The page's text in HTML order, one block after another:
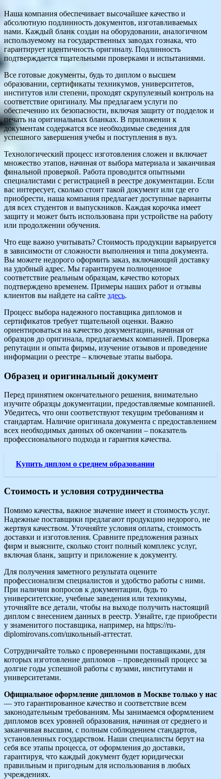
Наша компания обеспечивает высочайшее качество и
абсолютную подлинность документов, изготавливаемых
нами. Каждый бланк создан на оборудовании, аналогичном
используемому на государственных заводах гознака, что
гарантирует идентичность оригиналу. Подлинность
подтверждается тщательными проверками и испытаниями.
Все готовые документы, будь то диплом о высшем
образовании, сертификаты техникумов, университетов,
институтов или степени, проходят скрупулезный контроль на
соответствие оригиналу. Мы предлагаем услуги по
обеспечению их безопасности, включая защиту от подделок и
печать на оригинальных бланках. В приложении к
документам содержатся все необходимые сведения для
успешного завершения учебы и поступления в вуз.
Технологический процесс изготовления сложен и включает
множество этапов, начиная от выбора материала и заканчивая
финальной проверкой. Работа проводится опытными
специалистами с регистрацией в реестре документации. Если
вас интересует, сколько стоит такой документ или где его
приобрести, наша компания предлагает доступные варианты
для всех студентов и выпускников. Каждая корочка имеет
защиту и может быть использована при устройстве на работу
или продолжении обучения.
Что еще важно учитывать? Стоимость продукции варьируется
в зависимости от сложности выполнения и типа документа.
Вы можете недорого оформить заказ, включающий доставку
на удобный адрес. Мы гарантируем полноценное
соответствие реальным образцам, качество которых
подтверждено временем. Примеры наших работ и отзывы
клиентов вы найдете на сайте здесь.
Процесс выбора надежного поставщика дипломов и
сертификатов требует тщательной оценки. Важно
ориентироваться на качество документации, начиная от
образцов до оригинала, предлагаемых компанией. Проверка
репутации и опыта фирмы, изучение отзывов и проведение
информации о реестре – ключевые этапы выбора.
Образец и оригинальный документ
Перед принятием окончательного решения, внимательно
изучите образцы документации, предоставляемые компанией.
Убедитесь, что они соответствуют текущим требованиям и
стандартам. Наличие оригинала документа с предоставлением
всех необходимых данных об окончании – показатель
профессионального подхода и гарантия качества.
Купить диплом о среднем образовании
Стоимость и условия сотрудничества
Помимо качества, важное значение имеет и стоимость услуг.
Надежные поставщики предлагают продукцию недорого, не
жертвуя качеством. Уточняйте условия оплаты, стоимость
доставки и изготовления. Сравните предложения разных
фирм и выясните, сколько стоит полный комплекс услуг,
включая бланк, защиту и приложение к документу.
Для получения заметного результата оцените
профессионализм специалистов и удобство работы с ними.
При наличии вопросов к документации, будь то
университетские, учебные заведения или техникумы,
уточняйте все детали, чтобы на выходе получить настоящий
диплом с внесением данных в реестр. Узнайте, где приобрести
у знаменитого поставщика, например, на https://ru-
diplomirovans.com/школьный-аттестат.
Сотрудничайте только с проверенными поставщиками, для
которых изготовление дипломов – проведенный процесс за
долгие годы успешной работы с вузами, институтами и
университетами.
Официальное оформление дипломов в Москве только у нас
— это гарантированное качество и соответствие всем
законодательным требованиям. Мы занимаемся оформлением
дипломов всех уровней образования, начиная от среднего и
заканчивая высшим, с полным соблюдением стандартов,
установленных государством. Наши специалисты берут на
себя все этапы процесса, от оформления до доставки,
гарантируя, что каждый документ будет юридически
правильным и пригодным для использования в любых
учреждениях.